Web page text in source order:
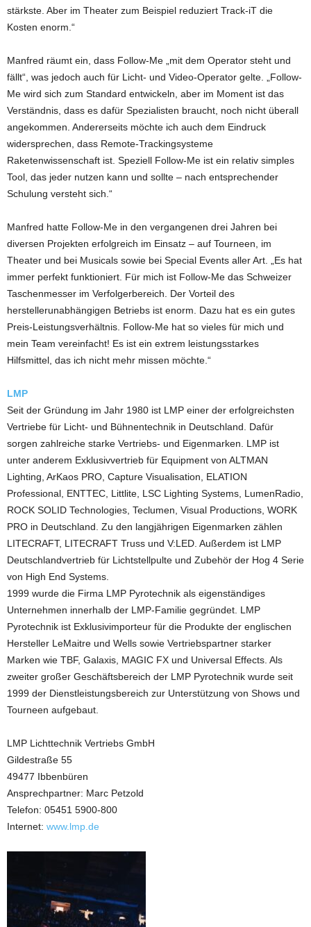
stärkste. Aber im Theater zum Beispiel reduziert Track-iT die
Kosten enorm.“
Manfred räumt ein, dass Follow-Me „mit dem Operator steht und
fällt“, was jedoch auch für Licht- und Video-Operator gelte. „Follow-
Me wird sich zum Standard entwickeln, aber im Moment ist das
Verständnis, dass es dafür Spezialisten braucht, noch nicht überall
angekommen. Andererseits möchte ich auch dem Eindruck
widersprechen, dass Remote-Trackingsysteme
Raketenwissenschaft ist. Speziell Follow-Me ist ein relativ simples
Tool, das jeder nutzen kann und sollte – nach entsprechender
Schulung versteht sich.“
Manfred hatte Follow-Me in den vergangenen drei Jahren bei
diversen Projekten erfolgreich im Einsatz – auf Tourneen, im
Theater und bei Musicals sowie bei Special Events aller Art. „Es hat
immer perfekt funktioniert. Für mich ist Follow-Me das Schweizer
Taschenmesser im Verfolgerbereich. Der Vorteil des
herstellerunabhängigen Betriebs ist enorm. Dazu hat es ein gutes
Preis-Leistungsverhältnis. Follow-Me hat so vieles für mich und
mein Team vereinfacht! Es ist ein extrem leistungsstarkes
Hilfsmittel, das ich nicht mehr missen möchte.“
LMP
Seit der Gründung im Jahr 1980 ist LMP einer der erfolgreichsten
Vertriebe für Licht- und Bühnentechnik in Deutschland. Dafür
sorgen zahlreiche starke Vertriebs- und Eigenmarken. LMP ist
unter anderem Exklusivvertrieb für Equipment von ALTMAN
Lighting, ArKaos PRO, Capture Visualisation, ELATION
Professional, ENTTEC, Littlite, LSC Lighting Systems, LumenRadio,
ROCK SOLID Technologies, Teclumen, Visual Productions, WORK
PRO in Deutschland. Zu den langjährigen Eigenmarken zählen
LITECRAFT, LITECRAFT Truss und V:LED. Außerdem ist LMP
Deutschlandvertrieb für Lichtstellpulte und Zubehör der Hog 4 Serie
von High End Systems.
1999 wurde die Firma LMP Pyrotechnik als eigenständiges
Unternehmen innerhalb der LMP-Familie gegründet. LMP
Pyrotechnik ist Exklusivimporteur für die Produkte der englischen
Hersteller LeMaitre und Wells sowie Vertriebspartner starker
Marken wie TBF, Galaxis, MAGIC FX und Universal Effects. Als
zweiter großer Geschäftsbereich der LMP Pyrotechnik wurde seit
1999 der Dienstleistungsbereich zur Unterstützung von Shows und
Tourneen aufgebaut.
LMP Lichttechnik Vertriebs GmbH
Gildestraße 55
49477 Ibbenbüren
Ansprechpartner: Marc Petzold
Telefon: 05451 5900-800
Internet: www.lmp.de